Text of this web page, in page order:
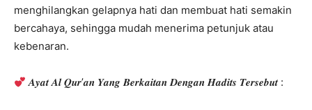
menghilangkan gelapnya hati dan membuat hati semakin
bercahaya, sehingga mudah menerima petunjuk atau
kebenaran.
𝑨𝒚𝒂𝒕 𝑨𝒍 𝑸𝒖𝒓’𝒂𝒏 𝒀𝒂𝒏𝒈 𝑩𝒆𝒓𝒌𝒂𝒊𝒕𝒂𝒏 𝑫𝒆𝒏𝒈𝒂𝒏 𝑯𝒂𝒅𝒊𝒕𝒔 𝑻𝒆𝒓𝒔𝒆𝒃𝒖𝒕 :